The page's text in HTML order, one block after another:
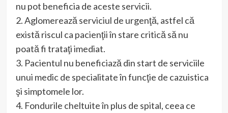
nu pot beneficia de aceste servicii.
2. Aglomerează serviciul de urgenţă, astfel că
există riscul ca pacienţii în stare critică să nu
poată fi trataţi imediat.
3. Pacientul nu beneficiază din start de serviciile
unui medic de specialitate în funcţie de cazuistica
şi simptomele lor.
4. Fondurile cheltuite în plus de spital, ceea ce